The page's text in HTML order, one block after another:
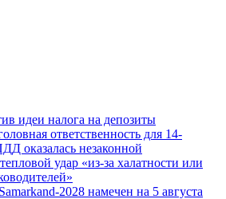
идеи налога на депозиты
ответственность для 14-
оказалась незаконной
удар «из-за халатности или
2028 намечен на 5 августа